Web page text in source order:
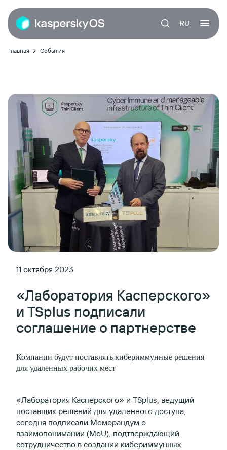
RU
Главная События
11 октября 2023
«Лаборатория Касперского»
и TSplus подписали
соглашение о партнерстве
Компании будут поставлять кибериммунные решения
для удаленных рабочих мест
«Лаборатория Касперского» и TSplus, ведущий
поставщик решений для удаленного доступа,
сегодня подписали Меморандум о
взаимопонимании (MoU), подтверждающий
сотрудничество в создании кибериммунных